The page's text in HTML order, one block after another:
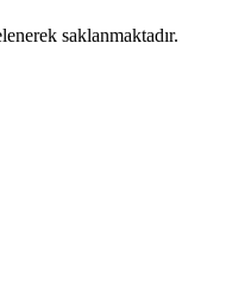
saklanmaktadır.